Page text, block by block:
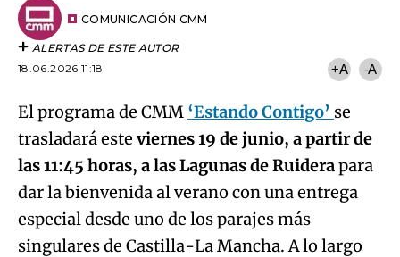
COMUNICACIÓN CMM
ALERTAS DE ESTE AUTOR
18.06.2026 11:18
+A -A
El programa de CMM ‘Estando Contigo’ se
trasladará esteviernes 19 de junio, a partir de
las 11:45 horas, a las Lagunas de Ruiderapara
dar la bienvenida al verano con una entrega
especial desde uno de los parajes más
singulares de Castilla-La Mancha. A lo largo